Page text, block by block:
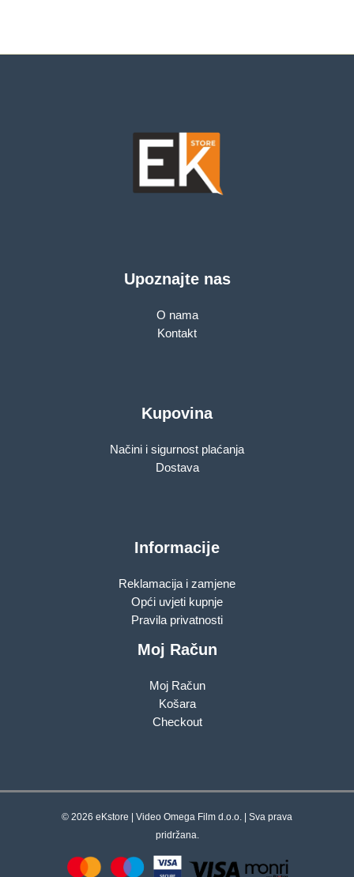
Upoznajte nas
O nama
Kontakt
Kupovina
Načini i sigurnost plaćanja
Dostava
Informacije
Reklamacija i zamjene
Opći uvjeti kupnje
Pravila privatnosti
Moj Račun
Moj Račun
Košara
Checkout
© 2026 eKstore | Video Omega Film d.o.o. | Sva prava
pridržana.